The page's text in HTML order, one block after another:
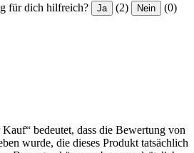
für dich hilfreich? Ja (2) Nein (0)
bedeutet, dass die Bewertung von
wurde, die dieses Produkt tatsächlich